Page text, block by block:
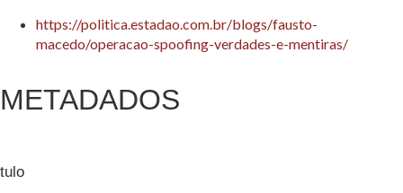
https://politica.estadao.com.br/blogs/fausto-
macedo/operacao-spoofing-verdades-e-mentiras/
METADADOS